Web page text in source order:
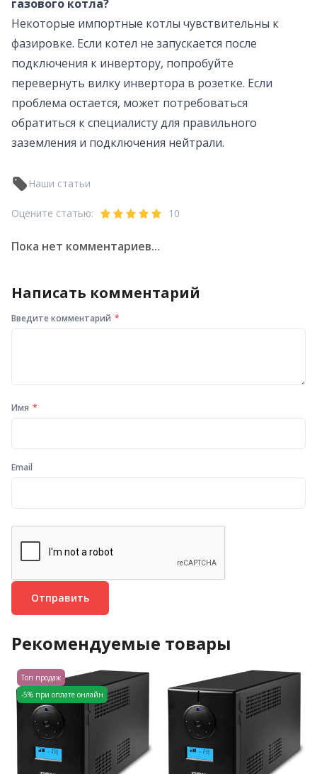
газового котла?
Некоторые импортные котлы чувствительны к
фазировке. Если котел не запускается после
подключения к инвертору, попробуйте
перевернуть вилку инвертора в розетке. Если
проблема остается, может потребоваться
обратиться к специалисту для правильного
заземления и подключения нейтрали.
Наши статьи
Оцените статью: 10
Пока нет комментариев...
Написать комментарий
Введите комментарий
Имя
Email
Отправить
Рекомендуемые товары
Топ продаж
-5% при оплате онлайн